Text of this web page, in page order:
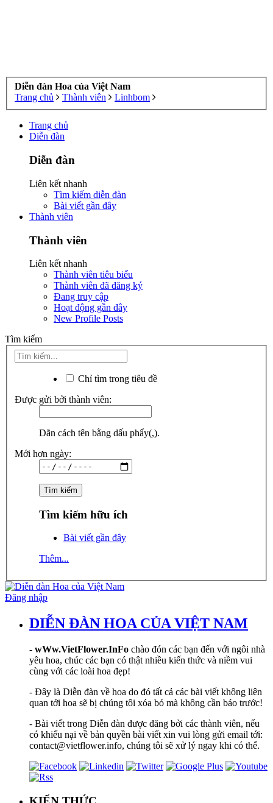
Diễn đàn Hoa của Việt Nam
Trang chủ
Thành viên Linhbom
Trang chủ
Diễn đàn
Diễn đàn
Liên kết nhanh
Tìm kiếm diễn đàn
Bài viết gần đây
Thành viên
Thành viên
Liên kết nhanh
Thành viên tiêu biểu
Thành viên đã đăng ký
Đang truy cập
Hoạt động gần đây
New Profile Posts
Tìm kiếm
Chỉ tìm trong tiêu đề
Được gửi bởi thành viên:
Dãn cách tên bằng dấu phẩy(,).
Mới hơn ngày:
Tìm kiếm hữu ích
Bài viết gần đây
Thêm...
Đăng nhập
DIỄN ĐÀN HOA CỦA VIỆT NAM
- wWw.VietFlower.InFo chào đón các bạn đến với ngôi nhà
yêu hoa, chúc các bạn có thật nhiều kiến thức và niềm vui
cùng với các loài hoa đẹp!
- Đây là Diễn đàn về hoa do đó tất cả các bài viết không liên
quan tới hoa sẽ bị chúng tôi xóa bỏ mà không cần báo trước!
- Bài viết trong Diễn đàn được đăng bởi các thành viên, nếu
có khiếu nại về bản quyền bài viết xin vui lòng gửi email tới:
contact@vietflower.info, chúng tôi sẽ xử lý ngay khi có thể.